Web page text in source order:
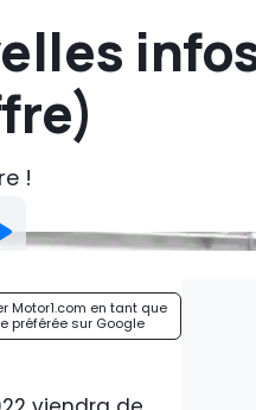
!
Motor1.com en tant que
préférée sur Google